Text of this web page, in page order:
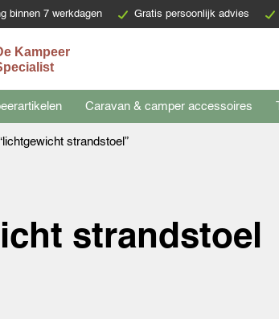
binnen 7 werkdagen Gratis persoonlijk advies
Caravan & camper accessoires
strandstoel”
strandstoel